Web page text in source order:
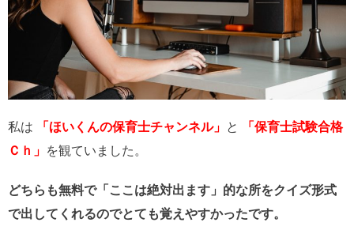
私は 「ほいくんの保育士チャンネル」 と
「保育士試験合格
Ｃｈ」 を観ていました。
どちらも無料で「ここは絶対出ます」的な所をクイズ形式
で出してくれるのでとても覚えやすかったです。